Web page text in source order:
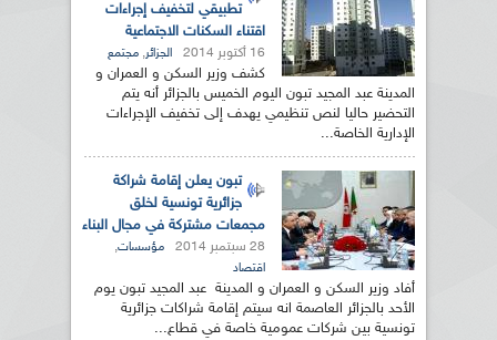
تطبيقي لتخفيف إجراءات
اقتناء السكنات الاجتماعية
16 أكتوبر 2014 الجزائر, مجتمع
كشف وزير السكن و العمران و
المدينة عبد المجيد تبون اليوم الخميس بالجزائر أنه يتم
التحضير حاليا لنص تنظيمي يهدف إلى تخفيف الإجراءات
الإدارية الخاصة...
تبون يعلن إقامة شراكة
جزائرية تونسية لخلق
مجمعات مشتركة في مجال البناء
28 سبتمبر 2014 مؤسسات,
اقتصاد
أفاد وزير السكن و العمران و المدينة عبد المجيد تبون يوم
الأحد بالجزائر العاصمة انه سيتم إقامة شراكات جزائرية
تونسية بين شركات عمومية خاصة في قطاع...